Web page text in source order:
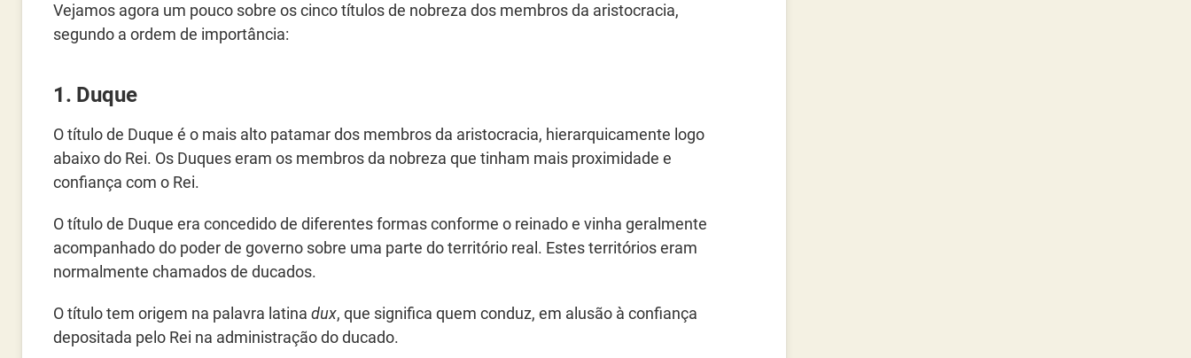
Vejamos agora um pouco sobre os cinco títulos de nobreza dos membros da aristocracia,
segundo a ordem de importância:
1. Duque
O título de Duque é o mais alto patamar dos membros da aristocracia, hierarquicamente logo
abaixo do Rei. Os Duques eram os membros da nobreza que tinham mais proximidade e
confiança com o Rei.
O título de Duque era concedido de diferentes formas conforme o reinado e vinha geralmente
acompanhado do poder de governo sobre uma parte do território real. Estes territórios eram
normalmente chamados de ducados.
O título tem origem na palavra latina dux, que significa quem conduz, em alusão à confiança
depositada pelo Rei na administração do ducado.